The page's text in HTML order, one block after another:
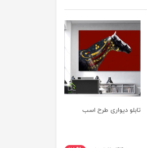
تابلو دیواری طرح اسب